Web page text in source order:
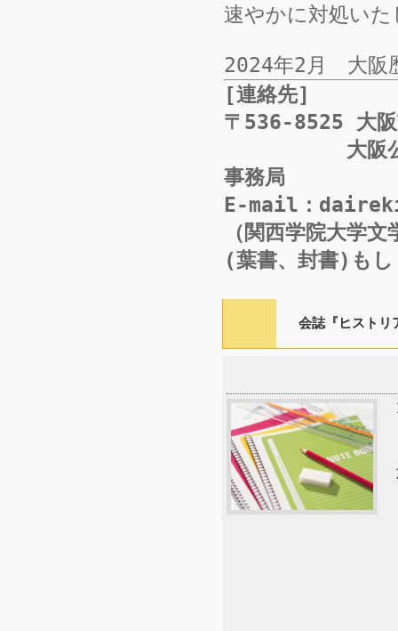
速やかに対処い
2024年2月 大阪
[連絡先]
〒536-8525 大阪
大阪公立大
事務局
E-mail：
（関西学院大学
(葉書、封書)も
会誌『ヒストリア